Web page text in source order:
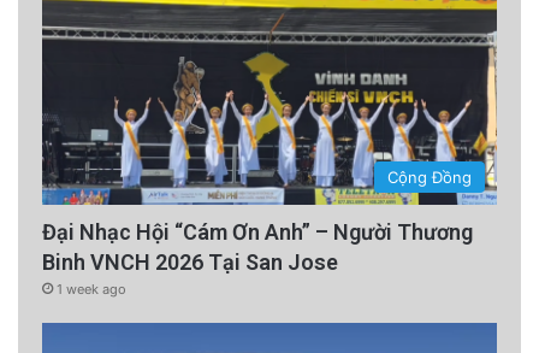
Cộng Đồng
Đại Nhạc Hội “Cám Ơn Anh” – Người Thương
Binh VNCH 2026 Tại San Jose
1 week ago